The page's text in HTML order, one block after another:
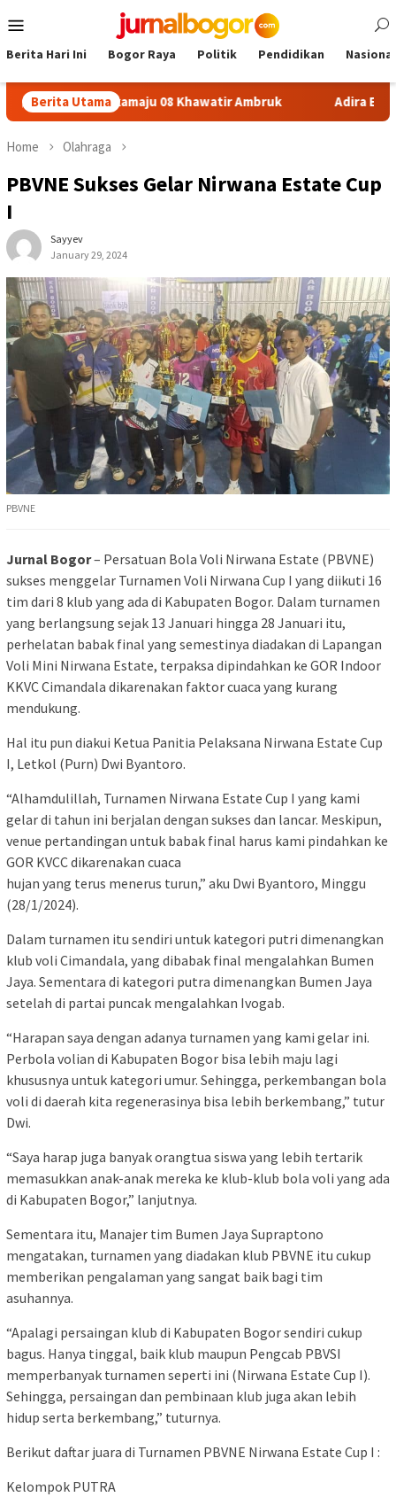
to
Menu
Berita Hari Ini Bogor Raya Politik Pendidikan Nasional
Berita Utama
Sukamaju 08 Khawatir Ambruk Adira Expo Merdeka
Home Olahraga
PBVNE Sukses Gelar Nirwana Estate Cup
I
Sayyev
January 29, 2024
PBVNE
Jurnal Bogor– Persatuan Bola Voli Nirwana Estate (PBVNE)
sukses menggelar Turnamen Voli Nirwana Cup I yang diikuti 16
tim dari 8 klub yang ada di Kabupaten Bogor. Dalam turnamen
yang berlangsung sejak 13 Januari hingga 28 Januari itu,
perhelatan babak final yang semestinya diadakan di Lapangan
Voli Mini Nirwana Estate, terpaksa dipindahkan ke GOR Indoor
KKVC Cimandala dikarenakan faktor cuaca yang kurang
mendukung.
Hal itu pun diakui Ketua Panitia Pelaksana Nirwana Estate Cup
I, Letkol (Purn) Dwi Byantoro.
“Alhamdulillah, Turnamen Nirwana Estate Cup I yang kami
gelar di tahun ini berjalan dengan sukses dan lancar. Meskipun,
venue pertandingan untuk babak final harus kami pindahkan ke
GOR KVCC dikarenakan cuaca
hujan yang terus menerus turun,” aku Dwi Byantoro, Minggu
(28/1/2024).
Dalam turnamen itu sendiri untuk kategori putri dimenangkan
klub voli Cimandala, yang dibabak final mengalahkan Bumen
Jaya. Sementara di kategori putra dimenangkan Bumen Jaya
setelah di partai puncak mengalahkan Ivogab.
“Harapan saya dengan adanya turnamen yang kami gelar ini.
Perbola volian di Kabupaten Bogor bisa lebih maju lagi
khususnya untuk kategori umur. Sehingga, perkembangan bola
voli di daerah kita regenerasinya bisa lebih berkembang,” tutur
Dwi.
“Saya harap juga banyak orangtua siswa yang lebih tertarik
memasukkan anak-anak mereka ke klub-klub bola voli yang ada
di Kabupaten Bogor,” lanjutnya.
Sementara itu, Manajer tim Bumen Jaya Supraptono
mengatakan, turnamen yang diadakan klub PBVNE itu cukup
memberikan pengalaman yang sangat baik bagi tim
asuhannya.
“Apalagi persaingan klub di Kabupaten Bogor sendiri cukup
bagus. Hanya tinggal, baik klub maupun Pengcab PBVSI
memperbanyak turnamen seperti ini (Nirwana Estate Cup I).
Sehingga, persaingan dan pembinaan klub juga akan lebih
hidup serta berkembang,” tuturnya.
Berikut daftar juara di Turnamen PBVNE Nirwana Estate Cup I :
Kelompok PUTRA